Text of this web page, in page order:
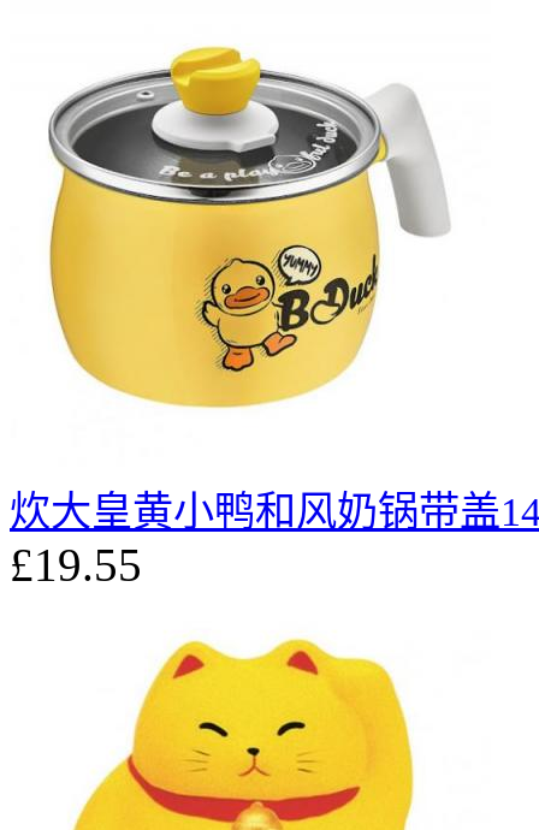
炊大皇黄小鸭和风奶锅带盖
£19.55